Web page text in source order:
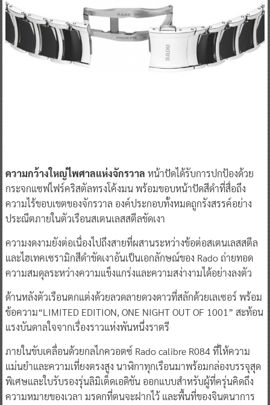
ความกว้างใหญ่ไพศาลแห่งจักรวาล หน้าปัดได้รับการปกป้องด้วย
กระจกแซฟไฟร์คริสตัลทรงโค้งมน พร้อมขอบหน้าปัดสีดำที่สื่อถึง
ความไร้ขอบเขตของจักรวาล องค์ประกอบทั้งหมดถูกรังสรรค์อย่าง
ประณีตภายในตัวเรือนสเตนเลสสตีลขัดเงา
ความงดงามยังต่อเนื่องไปถึงสายที่ผสานระหว่างข้อต่อสเตนเลสสตีล
และไฮเทคเซรามิกสีดำขัดเงาอันเป็นเอกลักษณ์ของ Rado ถ่ายทอด
ความสมดุลระหว่างความแข็งแกร่งและความสง่างามได้อย่างลงตัว
ด้านหลังตัวเรือนตกแต่งด้วยลวดลายดวงดาวที่สลักด้วยเลเซอร์ พร้อม
ข้อความ“LIMITED EDITION, ONE NIGHT OUT OF 1001” สะท้อน
แรงบันดาลใจจากเรื่องราวแห่งพันหนึ่งราตรี
ภายในขับเคลื่อนด้วยกลไกควอตซ์ Rado calibre R084 ที่ให้ความ
แม่นยำและความเที่ยงตรงสูง นาฬิกาทุกเรือนมาพร้อมกล่องบรรจุสุด
พิเศษและใบรับรองรุ่นลิมิเต็ดเอดิชัน ออกแบบสำหรับผู้ที่ครุ่นคิดถึง
ความหมายของเวลา มรดกที่ตนจะฝากไว้ และพื้นที่ของจินตนาการ